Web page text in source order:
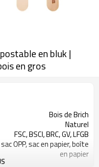
en bluk |
en gros
Bois de Brich
Naturel
FSC, BSCI, BRC, GV, LFGB
sac OPP, sac en papier, boîte
en papier